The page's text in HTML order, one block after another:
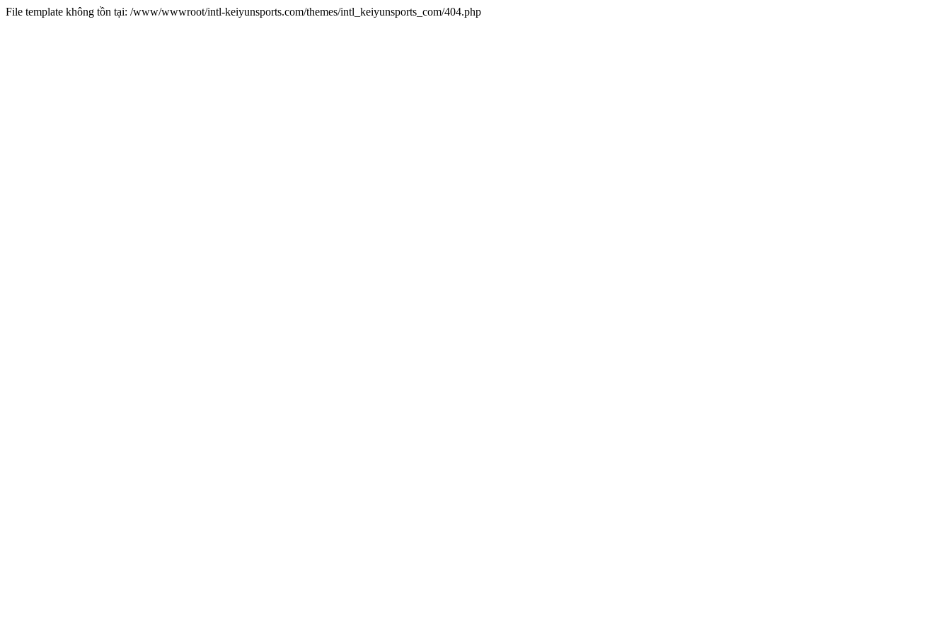
File template không tồn tại: /www/wwwroot/intl-keiyunsports.com/themes/intl_keiyunsports_com/404.php